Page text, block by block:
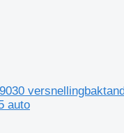
auto